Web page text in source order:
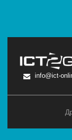
info@ict-